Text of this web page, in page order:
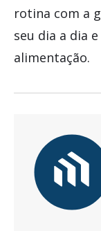
rotina com a
seu dia a dia
alimentação.